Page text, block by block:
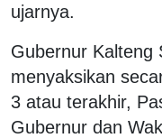
ujarnya.
Gubernur Kalteng
menyaksikan
3 atau terakhir,
Gubernur dan